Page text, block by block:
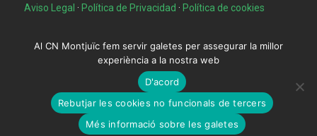
Aviso Legal · Política de Privacidad · Política de cookies
Al CN Montjuïc fem servir galetes per assegurar la millor
experiència a la nostra web
D'acord
Rebutjar les cookies no funcionals de tercers
Més informació sobre les galetes
CNM, com et podem ajudar?